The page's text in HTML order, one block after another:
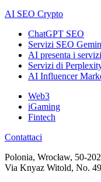
AI SEO Crypto
ChatGPT SEO
Servizi SEO
AI presenta i
Servizi di
AI Influencer
Web3
iGaming
Fintech
Contattaci
Polonia, Wrocław, 50-
Via Knyaz Witold, No.